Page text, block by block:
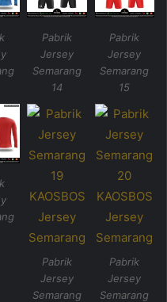
Pabrik
Jersey
Semarang
14
Pabrik
Jersey
Semarang
15
Pabrik
Jersey
Semarang
Pabrik
Jersey
Semarang